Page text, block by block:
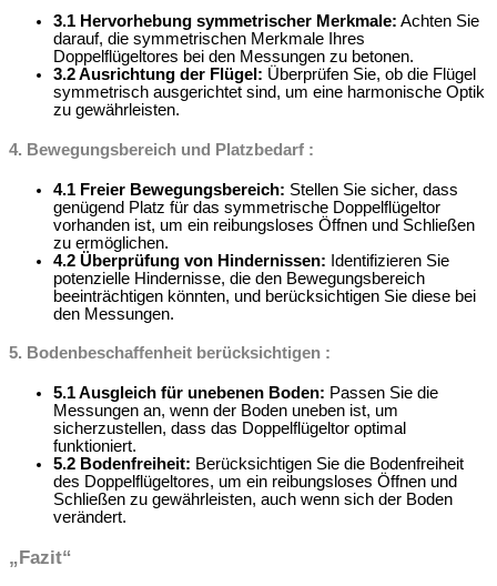
3.1 Hervorhebung symmetrischer Merkmale: Achten Sie
darauf, die symmetrischen Merkmale Ihres
Doppelflügeltores bei den Messungen zu betonen.
3.2 Ausrichtung der Flügel: Überprüfen Sie, ob die Flügel
symmetrisch ausgerichtet sind, um eine harmonische Optik
zu gewährleisten.
4. Bewegungsbereich und Platzbedarf :
4.1 Freier Bewegungsbereich: Stellen Sie sicher, dass
genügend Platz für das symmetrische Doppelflügeltor
vorhanden ist, um ein reibungsloses Öffnen und Schließen
zu ermöglichen.
4.2 Überprüfung von Hindernissen: Identifizieren Sie
potenzielle Hindernisse, die den Bewegungsbereich
beeinträchtigen könnten, und berücksichtigen Sie diese bei
den Messungen.
5. Bodenbeschaffenheit berücksichtigen :
5.1 Ausgleich für unebenen Boden: Passen Sie die
Messungen an, wenn der Boden uneben ist, um
sicherzustellen, dass das Doppelflügeltor optimal
funktioniert.
5.2 Bodenfreiheit: Berücksichtigen Sie die Bodenfreiheit
des Doppelflügeltores, um ein reibungsloses Öffnen und
Schließen zu gewährleisten, auch wenn sich der Boden
verändert.
„Fazit“